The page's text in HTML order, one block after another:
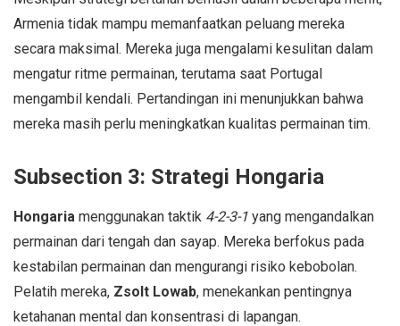
Armenia tidak mampu memanfaatkan peluang mereka
secara maksimal. Mereka juga mengalami kesulitan dalam
mengatur ritme permainan, terutama saat Portugal
mengambil kendali. Pertandingan ini menunjukkan bahwa
mereka masih perlu meningkatkan kualitas permainan tim.
Subsection 3: Strategi Hongaria
Hongaria menggunakan taktik 4-2-3-1 yang mengandalkan
permainan dari tengah dan sayap. Mereka berfokus pada
kestabilan permainan dan mengurangi risiko kebobolan.
Pelatih mereka, Zsolt Lowab, menekankan pentingnya
ketahanan mental dan konsentrasi di lapangan.